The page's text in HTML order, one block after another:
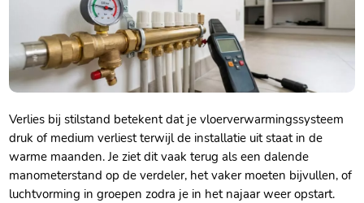
Verlies bij stilstand betekent dat je vloerverwarmingssysteem
druk of medium verliest terwijl de installatie uit staat in de
warme maanden.​ Je ziet dit vaak terug als een dalende
manometerstand op de verdeler, het vaker moeten bijvullen, of
luchtvorming in groepen zodra je in het najaar weer opstart.​